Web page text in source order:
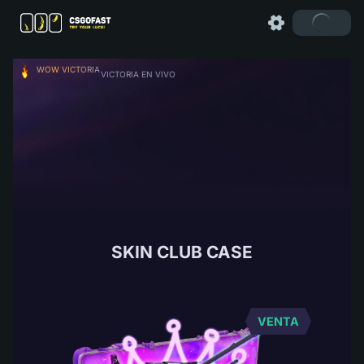
WOW VICTORIA
VICTORIA EN VIVO
SKIN CLUB CASE
VENTA